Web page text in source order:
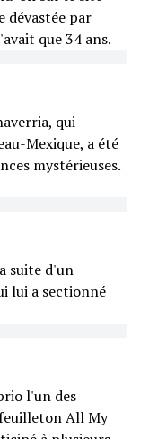
dévastée par
que 34 ans.
qui
Mexique, a été
mystérieuses.
suite d'un
lui a sectionné
l'un des
All My